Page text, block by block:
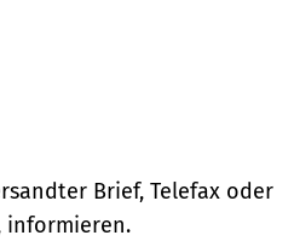
Brief, Telefax oder
informieren.